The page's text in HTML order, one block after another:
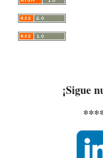
¡Sigue